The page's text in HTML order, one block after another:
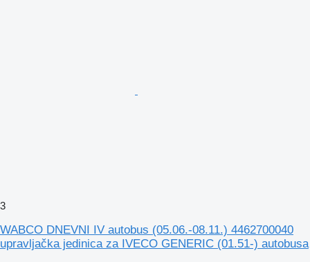
3
WABCO DNEVNI IV autobus (05.06.-08.11.) 4462700040
upravljačka jedinica za IVECO GENERIC (01.51-) autobusa